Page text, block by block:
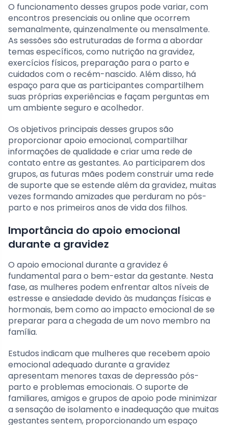
O funcionamento desses grupos pode variar, com
encontros presenciais ou online que ocorrem
semanalmente, quinzenalmente ou mensalmente.
As sessões são estruturadas de forma a abordar
temas específicos, como nutrição na gravidez,
exercícios físicos, preparação para o parto e
cuidados com o recém-nascido. Além disso, há
espaço para que as participantes compartilhem
suas próprias experiências e façam perguntas em
um ambiente seguro e acolhedor.
Os objetivos principais desses grupos são
proporcionar apoio emocional, compartilhar
informações de qualidade e criar uma rede de
contato entre as gestantes. Ao participarem dos
grupos, as futuras mães podem construir uma rede
de suporte que se estende além da gravidez, muitas
vezes formando amizades que perduram no pós-
parto e nos primeiros anos de vida dos filhos.
Importância do apoio emocional
durante a gravidez
O apoio emocional durante a gravidez é
fundamental para o bem-estar da gestante. Nesta
fase, as mulheres podem enfrentar altos níveis de
estresse e ansiedade devido às mudanças físicas e
hormonais, bem como ao impacto emocional de se
preparar para a chegada de um novo membro na
família.
Estudos indicam que mulheres que recebem apoio
emocional adequado durante a gravidez
apresentam menores taxas de depressão pós-
parto e problemas emocionais. O suporte de
familiares, amigos e grupos de apoio pode minimizar
a sensação de isolamento e inadequação que muitas
gestantes sentem, proporcionando um espaço